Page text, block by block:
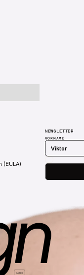
(EULA)
NEWSLETTER
VORNAME